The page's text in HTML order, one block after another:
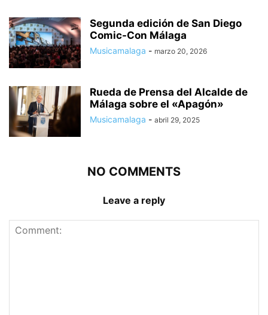
Segunda edición de San Diego
Comic-Con Málaga
Musicamalaga - marzo 20, 2026
Rueda de Prensa del Alcalde de
Málaga sobre el «Apagón»
Musicamalaga - abril 29, 2025
NO COMMENTS
Leave a reply